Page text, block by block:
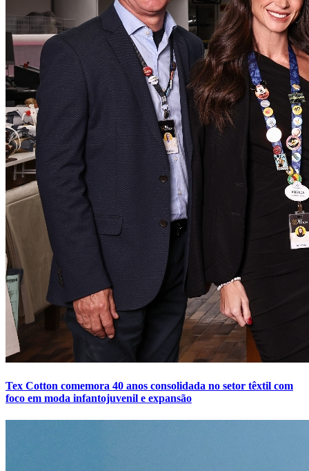
Tex Cotton comemora 40 anos consolidada no setor têxtil com
foco em moda infantojuvenil e expansão